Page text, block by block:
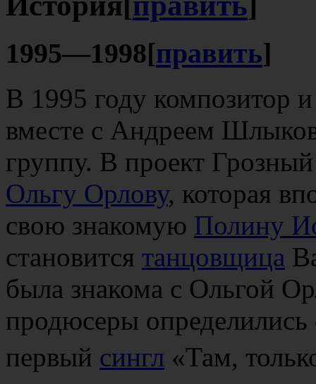
1995—1998[править]
В 1995 году композитор
вместе с Андреем
группу. В проект
Ольгу Орлову, которая
свою знакомую Полину
становится танцовщица
была знакома с Ольгой
продюсеры определились
первый сингл «Там,